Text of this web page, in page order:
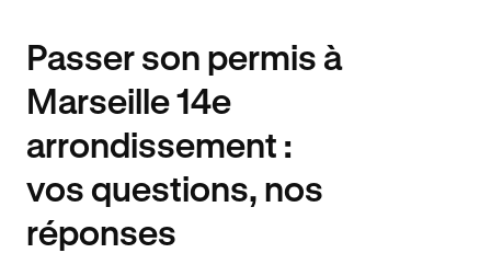
Passer son permis à
Marseille 14e
arrondissement :
vos questions, nos
réponses